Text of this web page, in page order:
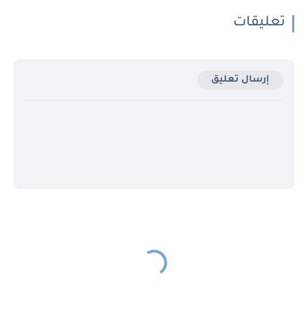
تعليقات
إرسال تعليق